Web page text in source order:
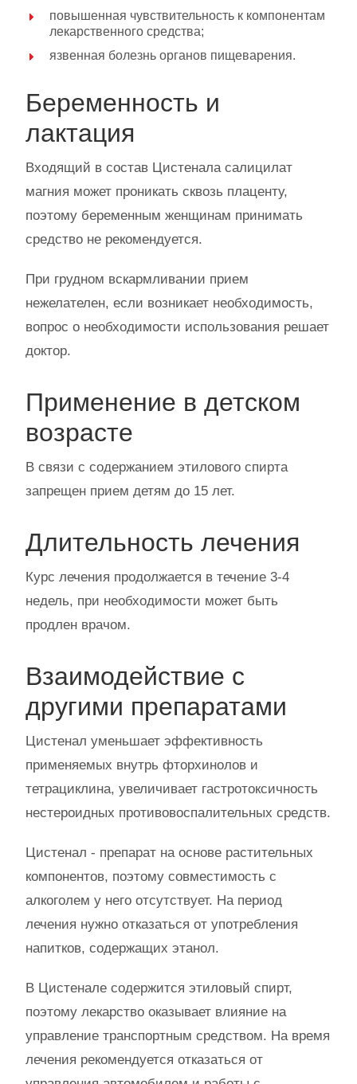
повышенная чувствительность к компонентам
лекарственного средства;
язвенная болезнь органов пищеварения.
Беременность и
лактация
Входящий в состав Цистенала салицилат
магния может проникать сквозь плаценту,
поэтому беременным женщинам принимать
средство не рекомендуется.
При грудном вскармливании прием
нежелателен, если возникает необходимость,
вопрос о необходимости использования решает
доктор.
Применение в детском
возрасте
В связи с содержанием этилового спирта
запрещен прием детям до 15 лет.
Длительность лечения
Курс лечения продолжается в течение 3-4
недель, при необходимости может быть
продлен врачом.
Взаимодействие с
другими препаратами
Цистенал уменьшает эффективность
применяемых внутрь фторхинолов и
тетрациклина, увеличивает гастротоксичность
нестероидных противовоспалительных средств.
Цистенал - препарат на основе растительных
компонентов, поэтому совместимость с
алкоголем у него отсутствует. На период
лечения нужно отказаться от употребления
напитков, содержащих этанол.
В Цистенале содержится этиловый спирт,
поэтому лекарство оказывает влияние на
управление транспортным средством. На время
лечения рекомендуется отказаться от